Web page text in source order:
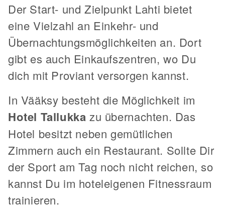
Der Start- und Zielpunkt Lahti bietet
eine Vielzahl an Einkehr- und
Übernachtungsmöglichkeiten an. Dort
gibt es auch Einkaufszentren, wo Du
dich mit Proviant versorgen kannst.
In Vääksy besteht die Möglichkeit im
Hotel Tallukka zu übernachten. Das
Hotel besitzt neben gemütlichen
Zimmern auch ein Restaurant. Sollte Dir
der Sport am Tag noch nicht reichen, so
kannst Du im hoteleigenen Fitnessraum
trainieren.